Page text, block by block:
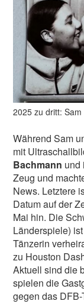
2025 zu dritt:
Während Sam
mit
Bachmann und
Zeug und
News. Letztere
Datum auf der
Mai hin. Die
Länderspiele)
Tänzerin
zu Houston
Aktuell sind die
spielen die
gegen das